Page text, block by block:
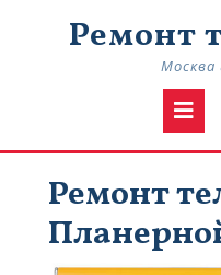
Ремонт
Москва
Ремонт